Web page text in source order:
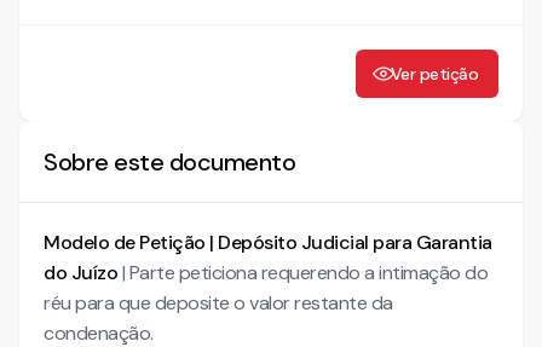
Conheça também nossa INTELIGÊNCIA ARTIFICIAL para
Ver petição
Sobre este documento
Modelo de Petição | Depósito Judicial para Garantia
do Juízo| Parte peticiona requerendo a intimação do
réu para que deposite o valor restante da
condenação.